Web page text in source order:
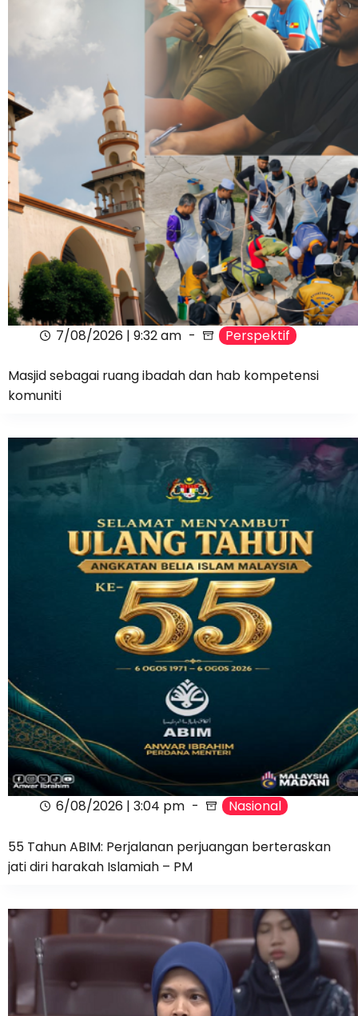
7/08/2026 | 9:32 am Perspektif
Masjid sebagai ruang ibadah dan hab kompetensi
komuniti
6/08/2026 | 3:04 pm Nasional
55 Tahun ABIM: Perjalanan perjuangan berteraskan
jati diri harakah Islamiah – PM